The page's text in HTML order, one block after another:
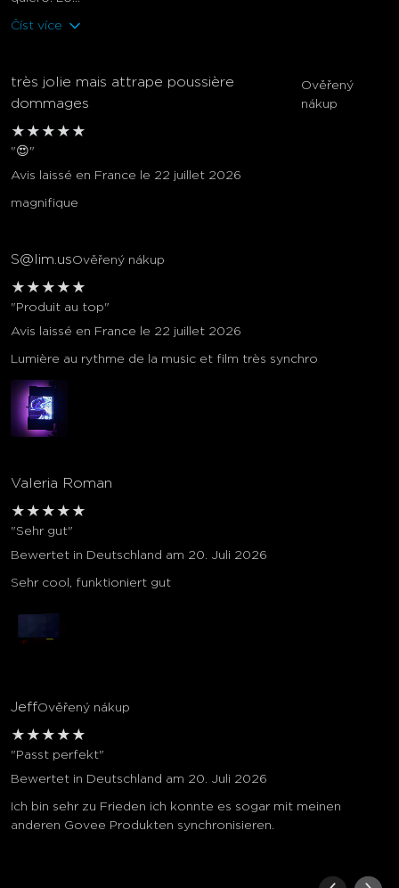
Číst více
très jolie mais attrape poussière
dommages
Ověřený
nákup
★ ★ ★ ★ ★
"😍"
Avis laissé en France le 22 juillet 2026
magnifique
S@lim.usOvěřený nákup
★ ★ ★ ★ ★
"Produit au top"
Avis laissé en France le 22 juillet 2026
Lumière au rythme de la music et film très synchro
Valeria Roman
★ ★ ★ ★ ★
"Sehr gut"
Bewertet in Deutschland am 20. Juli 2026
Sehr cool, funktioniert gut
JeffOvěřený nákup
★ ★ ★ ★ ★
"Passt perfekt"
Bewertet in Deutschland am 20. Juli 2026
Ich bin sehr zu Frieden ich konnte es sogar mit meinen
anderen Govee Produkten synchronisieren.